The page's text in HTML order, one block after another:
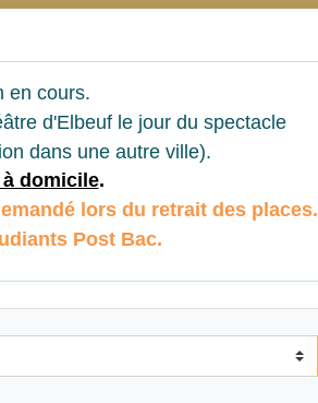
en cours.
d'Elbeuf le jour du spectacle
dans une autre ville).
domicile.
lors du retrait des places.
Post Bac.